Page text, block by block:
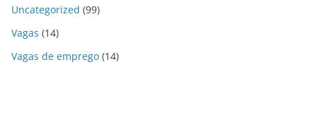
Uncategorized (99)
Vagas (14)
Vagas de emprego (14)